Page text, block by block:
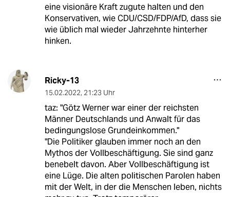
eine visionäre Kraft zugute halten und den
Konservativen, wie CDU/CSD/FDP/AfD, dass sie
wie üblich mal wieder Jahrzehnte hinterher
hinken.
Ricky-13
15.02.2022, 21:23 Uhr
taz: "Götz Werner war einer der reichsten
Männer Deutschlands und Anwalt für das
bedingungslose Grundeinkommen."
"Die Politiker glauben immer noch an den
Mythos der Vollbeschäftigung. Sie sind ganz
benebelt davon. Aber Vollbeschäftigung ist
eine Lüge. Die alten politischen Parolen haben
mit der Welt, in der die Menschen leben, nichts